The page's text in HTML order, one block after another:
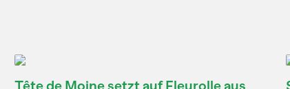
Tête de Moine setzt auf Fleurolle aus